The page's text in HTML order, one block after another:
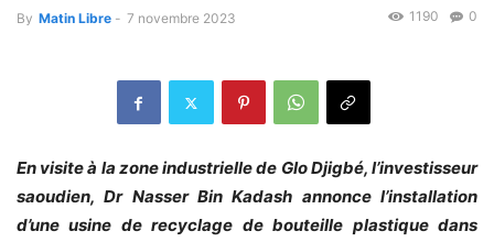
By Matin Libre - 7 novembre 2023 0
1190
En visite à la zone industrielle de Glo Djigbé, l’investisseur
saoudien, Dr Nasser Bin Kadash annonce l’installation
d’une usine de recyclage de bouteille plastique dans